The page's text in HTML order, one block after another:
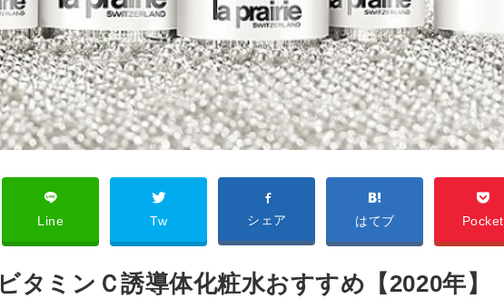
Line Tw シェア はてブ Pocket
ビタミンＣ誘導体化粧水おすすめ【2020年】